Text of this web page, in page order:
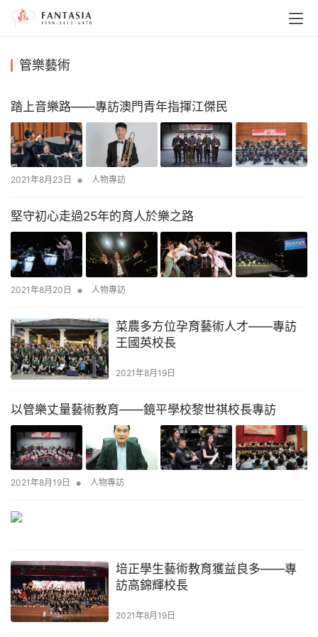
管樂藝術
踏上音樂路——專訪澳門青年指揮江傑民
2021年8月23日 • 人物專訪
堅守初心走過25年的育人於樂之路
2021年8月20日 • 人物專訪
菜農多方位孕育藝術人才——專訪
王國英校長
2021年8月19日
以管樂丈量藝術教育——鏡平學校黎世祺校長專訪
2021年8月19日 • 人物專訪
培正學生藝術教育獲益良多——專
訪高錦輝校長
2021年8月19日